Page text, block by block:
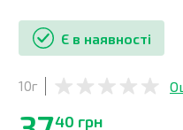
Є в наявності
10г
40 грн